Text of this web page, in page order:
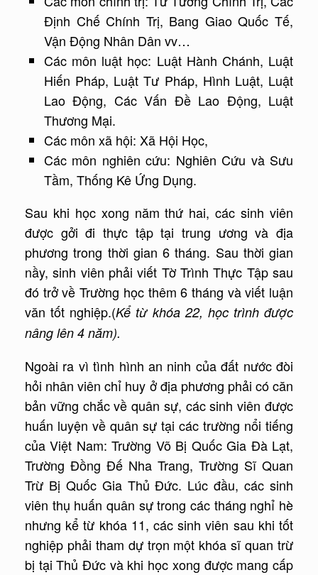
Định Chế Chính Trị, Bang Giao Quốc Tế,
Vận Động Nhân Dân vv…
Các môn luật học: Luật Hành Chánh, Luật
Hiến Pháp, Luật Tư Pháp, Hình Luật, Luật
Lao Động, Các Vấn Đề Lao Động, Luật
Thương Mại.
Các môn xã hội: Xã Hội Học,
Các môn nghiên cứu: Nghiên Cứu và Sưu
Tầm, Thống Kê Ứng Dụng.
Sau khi học xong năm thứ hai, các sinh viên
được gởi đi thực tập tại trung ương và địa
phương trong thời gian 6 tháng. Sau thời gian
nầy, sinh viên phải viết Tờ Trình Thực Tập sau
đó trở về Trường học thêm 6 tháng và viết luận
văn tốt nghiệp.(Kể từ khóa 22, học trình được
nâng lên 4 năm).
Ngoài ra vì tình hình an ninh của đất nước đòi
hỏi nhân viên chỉ huy ở địa phương phải có căn
bản vững chắc về quân sự, các sinh viên được
huấn luyện về quân sự tại các trường nổi tiếng
của Việt Nam: Trường Võ Bị Quốc Gia Đà Lạt,
Trường Đồng Đế Nha Trang, Trường Sĩ Quan
Trừ Bị Quốc Gia Thủ Đức. Lúc đầu, các sinh
viên thụ huấn quân sự trong các tháng nghỉ hè
nhưng kể từ khóa 11, các sinh viên sau khi tốt
nghiệp phải tham dự trọn một khóa sĩ quan trừ
bị tại Thủ Đức và khi học xong được mang cấp